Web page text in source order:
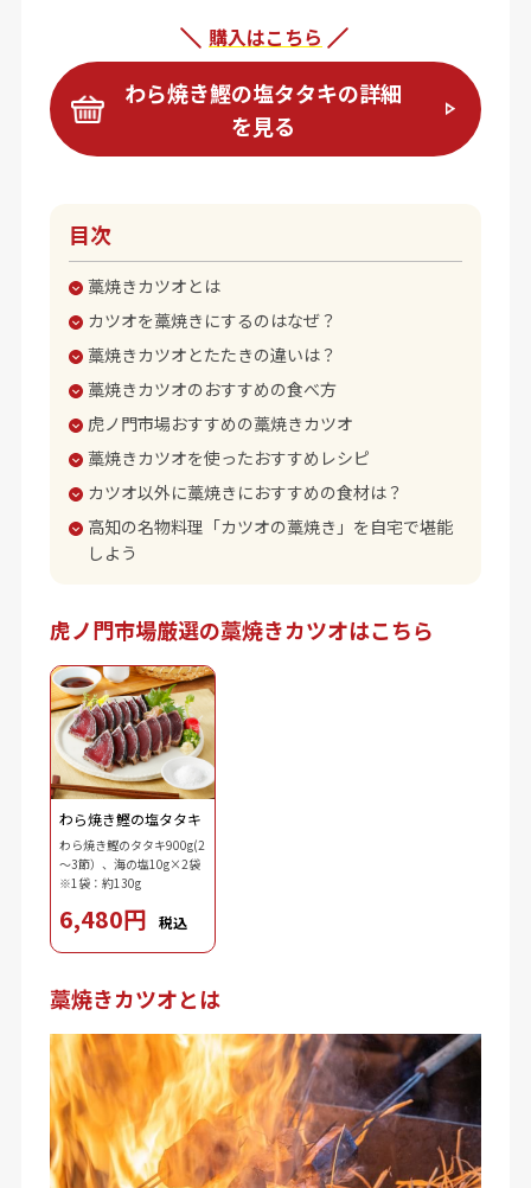
購入はこちら
わら焼き鰹の塩タタキの詳細
を見る
目次
藁焼きカツオとは
カツオを藁焼きにするのはなぜ？
藁焼きカツオとたたきの違いは？
藁焼きカツオのおすすめの食べ方
虎ノ門市場おすすめの藁焼きカツオ
藁焼きカツオを使ったおすすめレシピ
カツオ以外に藁焼きにおすすめの食材は？
高知の名物料理「カツオの藁焼き」を自宅で堪能
しよう
虎ノ門市場厳選の藁焼きカツオはこちら
わら焼き鰹の塩タタキ
わら焼き鰹のタタキ900g(2
～3節）、海の塩10g×2袋
※1袋：約130g
6,480円 税込
藁焼きカツオとは